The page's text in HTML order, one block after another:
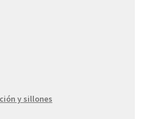
y sillones